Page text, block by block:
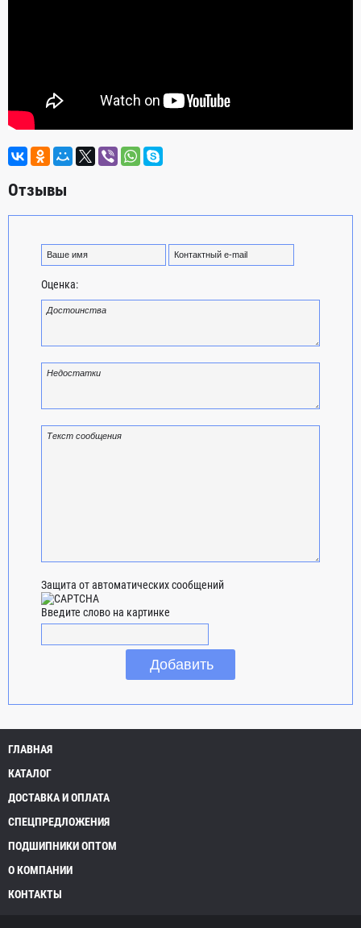
Отзывы
Оценка:
Защита от автоматических сообщений
Введите слово на картинке
ГЛАВНАЯ
КАТАЛОГ
ДОСТАВКА И ОПЛАТА
СПЕЦПРЕДЛОЖЕНИЯ
ПОДШИПНИКИ ОПТОМ
О КОМПАНИИ
КОНТАКТЫ